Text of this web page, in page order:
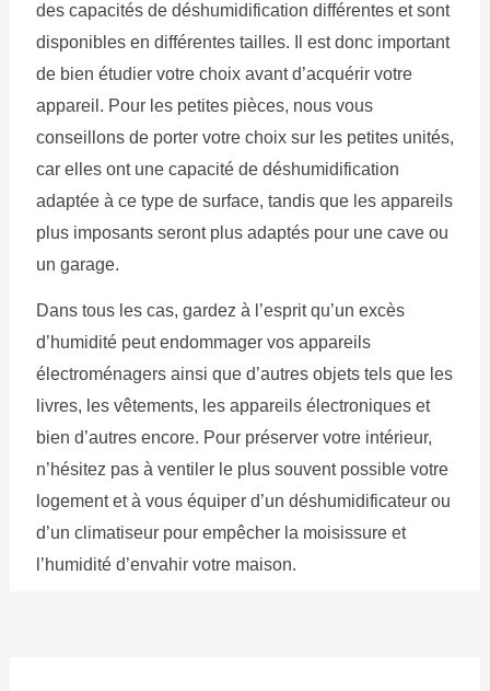
des capacités de déshumidification différentes et sont
disponibles en différentes tailles. Il est donc important
de bien étudier votre choix avant d’acquérir votre
appareil. Pour les petites pièces, nous vous
conseillons de porter votre choix sur les petites unités,
car elles ont une capacité de déshumidification
adaptée à ce type de surface, tandis que les appareils
plus imposants seront plus adaptés pour une cave ou
un garage.
Dans tous les cas, gardez à l’esprit qu’un excès
d’humidité peut endommager vos appareils
électroménagers ainsi que d’autres objets tels que les
livres, les vêtements, les appareils électroniques et
bien d’autres encore. Pour préserver votre intérieur,
n’hésitez pas à ventiler le plus souvent possible votre
logement et à vous équiper d’un déshumidificateur ou
d’un climatiseur pour empêcher la moisissure et
l’humidité d’envahir votre maison.